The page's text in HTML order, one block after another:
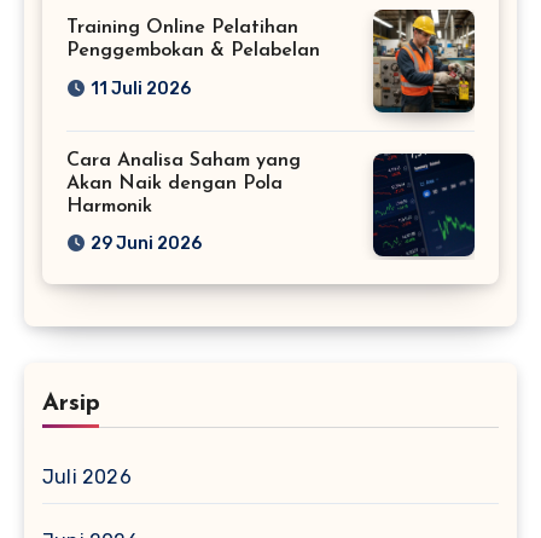
Training Online Pelatihan
Penggembokan & Pelabelan
11 Juli 2026
Cara Analisa Saham yang
Akan Naik dengan Pola
Harmonik
29 Juni 2026
Arsip
Juli 2026